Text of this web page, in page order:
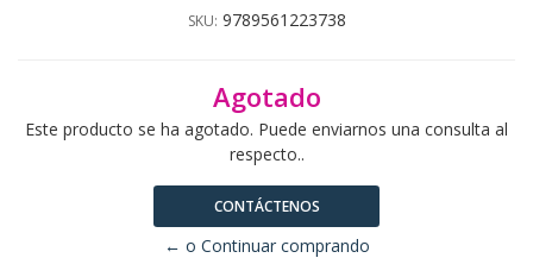
SKU: 9789561223738
Agotado
Este producto se ha agotado. Puede enviarnos una consulta al
respecto..
CONTÁCTENOS
← o Continuar comprando